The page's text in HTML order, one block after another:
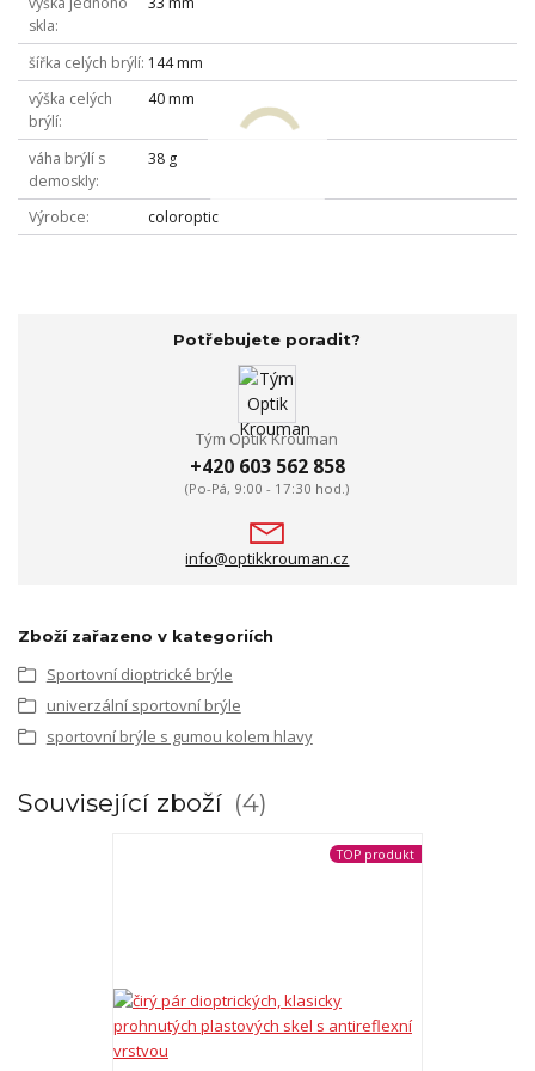
skla
šířka celých brýlí 144 mm
výška celých
brýlí
40 mm
váha brýlí s
demoskly
38 g
Výrobce coloroptic
Potřebujete poradit?
Tým Optik Krouman
+420 603 562 858
(Po-Pá, 9:00 - 17:30 hod.)
info@optikkrouman.cz
Zboží zařazeno v kategoriích
Sportovní dioptrické brýle
univerzální sportovní brýle
sportovní brýle s gumou kolem hlavy
Související zboží 4
TOP produkt